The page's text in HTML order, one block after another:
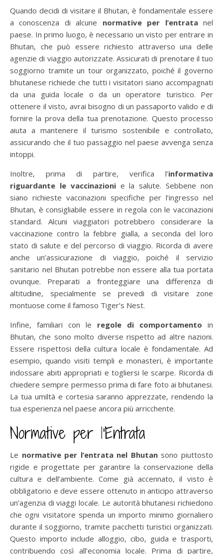
Quando decidi di visitare il Bhutan, è fondamentale essere
a conoscenza di alcune normative per l’entratanel
paese. In primo luogo, è necessario un visto per entrare in
Bhutan, che può essere richiesto attraverso una delle
agenzie di viaggio autorizzate. Assicurati di prenotare il tuo
soggiorno tramite un tour organizzato, poiché il governo
bhutanese richiede che tutti i visitatori siano accompagnati
da una guida locale o da un operatore turistico. Per
ottenere il visto, avrai bisogno di un passaporto valido e di
fornire la prova della tua prenotazione. Questo processo
aiuta a mantenere il turismo sostenibile e controllato,
assicurando che il tuo passaggio nel paese avvenga senza
intoppi.
Inoltre, prima di partire, verifica l’informativa
riguardante le vaccinazionie la salute. Sebbene non
siano richieste vaccinazioni specifiche per l’ingresso nel
Bhutan, è consigliabile essere in regola con le vaccinazioni
standard. Alcuni viaggiatori potrebbero considerare la
vaccinazione contro la febbre gialla, a seconda del loro
stato di salute e del percorso di viaggio. Ricorda di avere
anche un’assicurazione di viaggio, poiché il servizio
sanitario nel Bhutan potrebbe non essere alla tua portata
ovunque. Preparati a fronteggiare una differenza di
altitudine, specialmente se prevedi di visitare zone
montuose come il famoso Tiger’s Nest.
Infine, familiari con le regole di comportamento in
Bhutan, che sono molto diverse rispetto ad altre nazioni.
Essere rispettosi della cultura locale è fondamentale. Ad
esempio, quando visiti templi e monasteri, è importante
indossare abiti appropriati e togliersi le scarpe. Ricorda di
chiedere sempre permesso prima di fare foto ai bhutanesi.
La tua umiltà e cortesia saranno apprezzate, rendendo la
tua esperienza nel paese ancora più arricchente.
Normative per l’Entrata
Le normative per l’entrata nel Bhutansono piuttosto
rigide e progettate per garantire la conservazione della
cultura e dell’ambiente. Come già accennato, il visto è
obbligatorio e deve essere ottenuto in anticipo attraverso
un’agenzia di viaggi locale. Le autorità bhutanesi richiedono
che ogni visitatore spenda un importo minimo giornaliero
durante il soggiorno, tramite pacchetti turistici organizzati.
Questo importo include alloggio, cibo, guida e trasporti,
contribuendo così all’economia locale. Prima di partire,